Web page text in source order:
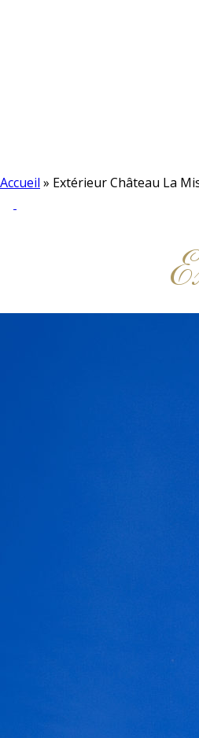
Accueil » Extérieur Château La